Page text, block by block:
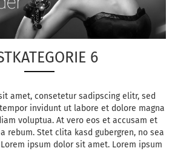
6
amet, consetetur sadipscing elitr, sed
invidunt ut labore et dolore magna
voluptua. At vero eos et accusam et
rebum. Stet clita kasd gubergren, no sea
ipsum dolor sit amet. Lorem ipsum